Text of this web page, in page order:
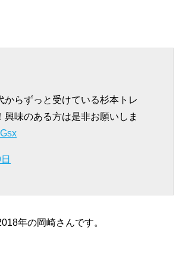
らずっと受けている杉本トレ
味のある方は是非お願いしま
年の岡崎さんです。